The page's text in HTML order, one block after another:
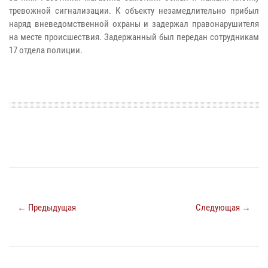
тревожной сигнализации. К объекту незамедлительно прибыл
наряд вневедомственной охраны и задержал правонарушителя
на месте происшествия. Задержанный был передан сотрудникам
17 отдела полиции.
← Предыдущая Следующая →